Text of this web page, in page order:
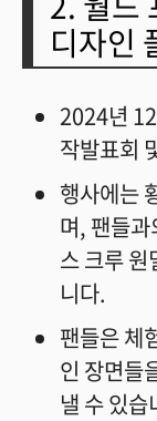
디자인
2024년
작발표회
행사에는
며, 팬들
스 크루
니다.
팬들은 체
인 장면들
낼 수 있습